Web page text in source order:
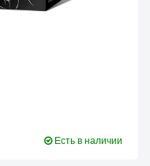
Есть в наличии